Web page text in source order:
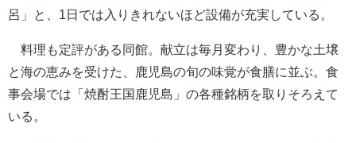
呂」と、1日では入りきれないほど設備が充実している。
料理も定評がある同館。献立は毎月変わり、豊かな土壌
と海の恵みを受けた、鹿児島の旬の味覚が食膳に並ぶ。食
事会場では「焼酎王国鹿児島」の各種銘柄を取りそろえて
いる。